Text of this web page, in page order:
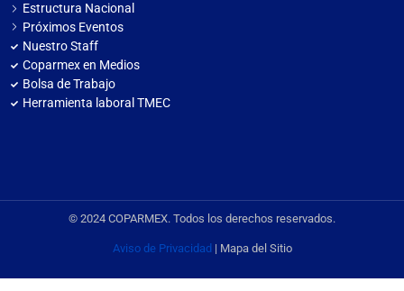
Estructura Nacional
Próximos Eventos
Nuestro Staff
Coparmex en Medios
Bolsa de Trabajo
Herramienta laboral TMEC
© 2024 COPARMEX. Todos los derechos reservados.
Aviso de Privacidad | Mapa del Sitio